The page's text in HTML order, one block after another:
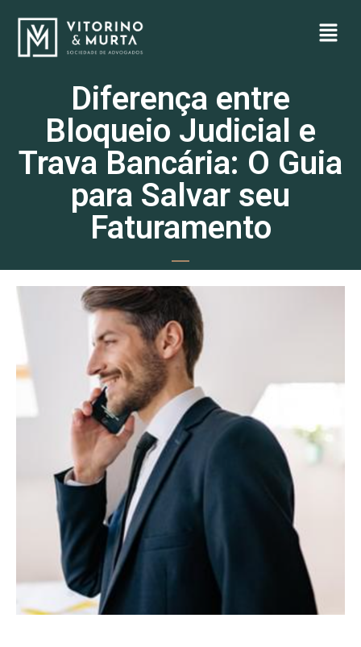
Diferença entre
Bloqueio Judicial e
Trava Bancária: O Guia
para Salvar seu
Faturamento